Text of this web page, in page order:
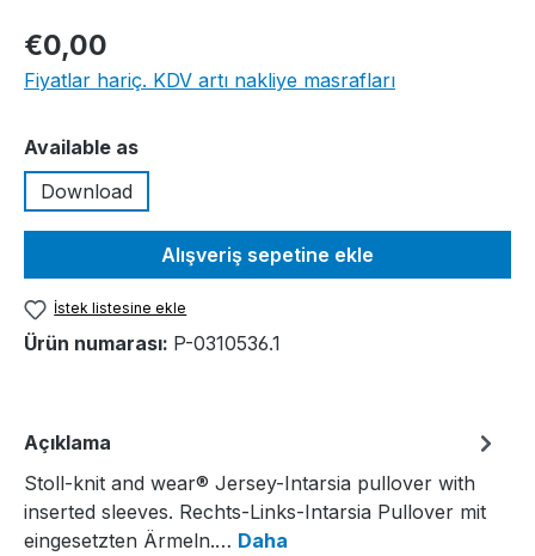
€0,00
Fiyatlar hariç. KDV artı nakliye masrafları
Seçin
Available as
Download
Alışveriş sepetine ekle
İstek listesine ekle
Ürün numarası: P-0310536.1
Açıklama
Stoll-knit and wear® Jersey-Intarsia pullover with
inserted sleeves. Rechts-Links-Intarsia Pullover mit
eingesetzten Ärmeln.… Daha